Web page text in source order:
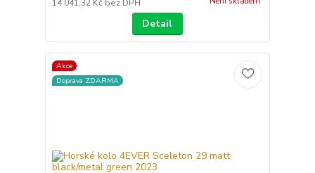
14 041,32 Kč bez DPH
Detail
Akce
Doprava ZDARMA